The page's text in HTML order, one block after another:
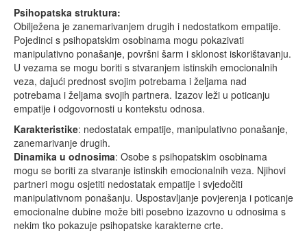
Psihopatska struktura:
Obilježena je zanemarivanjem drugih i nedostatkom empatije.
Pojedinci s psihopatskim osobinama mogu pokazivati
manipulativno ponašanje, površni šarm i sklonost iskorištavanju.
U vezama se mogu boriti s stvaranjem istinskih emocionalnih
veza, dajući prednost svojim potrebama i željama nad
potrebama i željama svojih partnera. Izazov leži u poticanju
empatije i odgovornosti u kontekstu odnosa.
Karakteristike: nedostatak empatije, manipulativno ponašanje,
zanemarivanje drugih.
Dinamika u odnosima: Osobe s psihopatskim osobinama
mogu se boriti za stvaranje istinskih emocionalnih veza. Njihovi
partneri mogu osjetiti nedostatak empatije i svjedočiti
manipulativnom ponašanju. Uspostavljanje povjerenja i poticanje
emocionalne dubine može biti posebno izazovno u odnosima s
nekim tko pokazuje psihopatske karakterne crte.